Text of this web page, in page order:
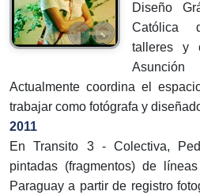
Diseño
Católica
talleres y
Actualmente coordina el
trabajar como fotógrafa y
2011
En Transito 3 - Colectiva,
pintadas (fragmentos) de
Paraguay a partir de registro